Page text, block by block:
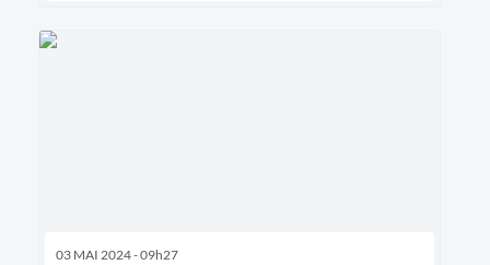
03 MAI 2024 - 09h27